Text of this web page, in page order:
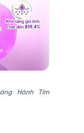
Hành Tím